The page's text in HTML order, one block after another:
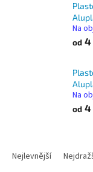
Na
od 4
Na
od 4
Nejlevnější